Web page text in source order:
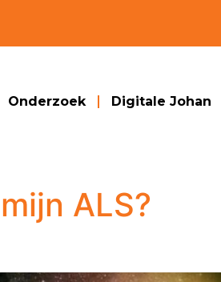
Onderzoek Digitale Johan
ALS?